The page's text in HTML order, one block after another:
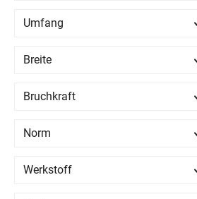
Umfang
Breite
Bruchkraft
Norm
Werkstoff